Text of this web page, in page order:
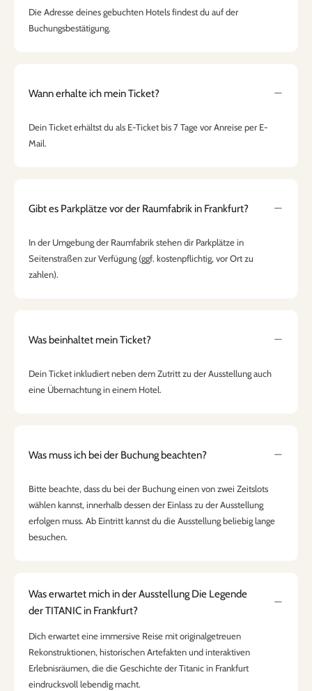
Die Adresse deines gebuchten Hotels findest du auf der
Buchungsbestätigung.
Wann erhalte ich mein Ticket?
Dein Ticket erhältst du als E-Ticket bis 7 Tage vor Anreise per E-
Mail.
Gibt es Parkplätze vor der Raumfabrik in Frankfurt?
In der Umgebung der Raumfabrik stehen dir Parkplätze in
Seitenstraßen zur Verfügung (ggf. kostenpflichtig, vor Ort zu
zahlen).
Was beinhaltet mein Ticket?
Dein Ticket inkludiert neben dem Zutritt zu der Ausstellung auch
eine Übernachtung in einem Hotel.
Was muss ich bei der Buchung beachten?
Bitte beachte, dass du bei der Buchung einen von zwei Zeitslots
wählen kannst, innerhalb dessen der Einlass zu der Ausstellung
erfolgen muss. Ab Eintritt kannst du die Ausstellung beliebig lange
besuchen.
Was erwartet mich in der Ausstellung Die Legende
der TITANIC in Frankfurt?
Dich erwartet eine immersive Reise mit originalgetreuen
Rekonstruktionen, historischen Artefakten und interaktiven
Erlebnisräumen, die die Geschichte der Titanic in Frankfurt
eindrucksvoll lebendig macht.